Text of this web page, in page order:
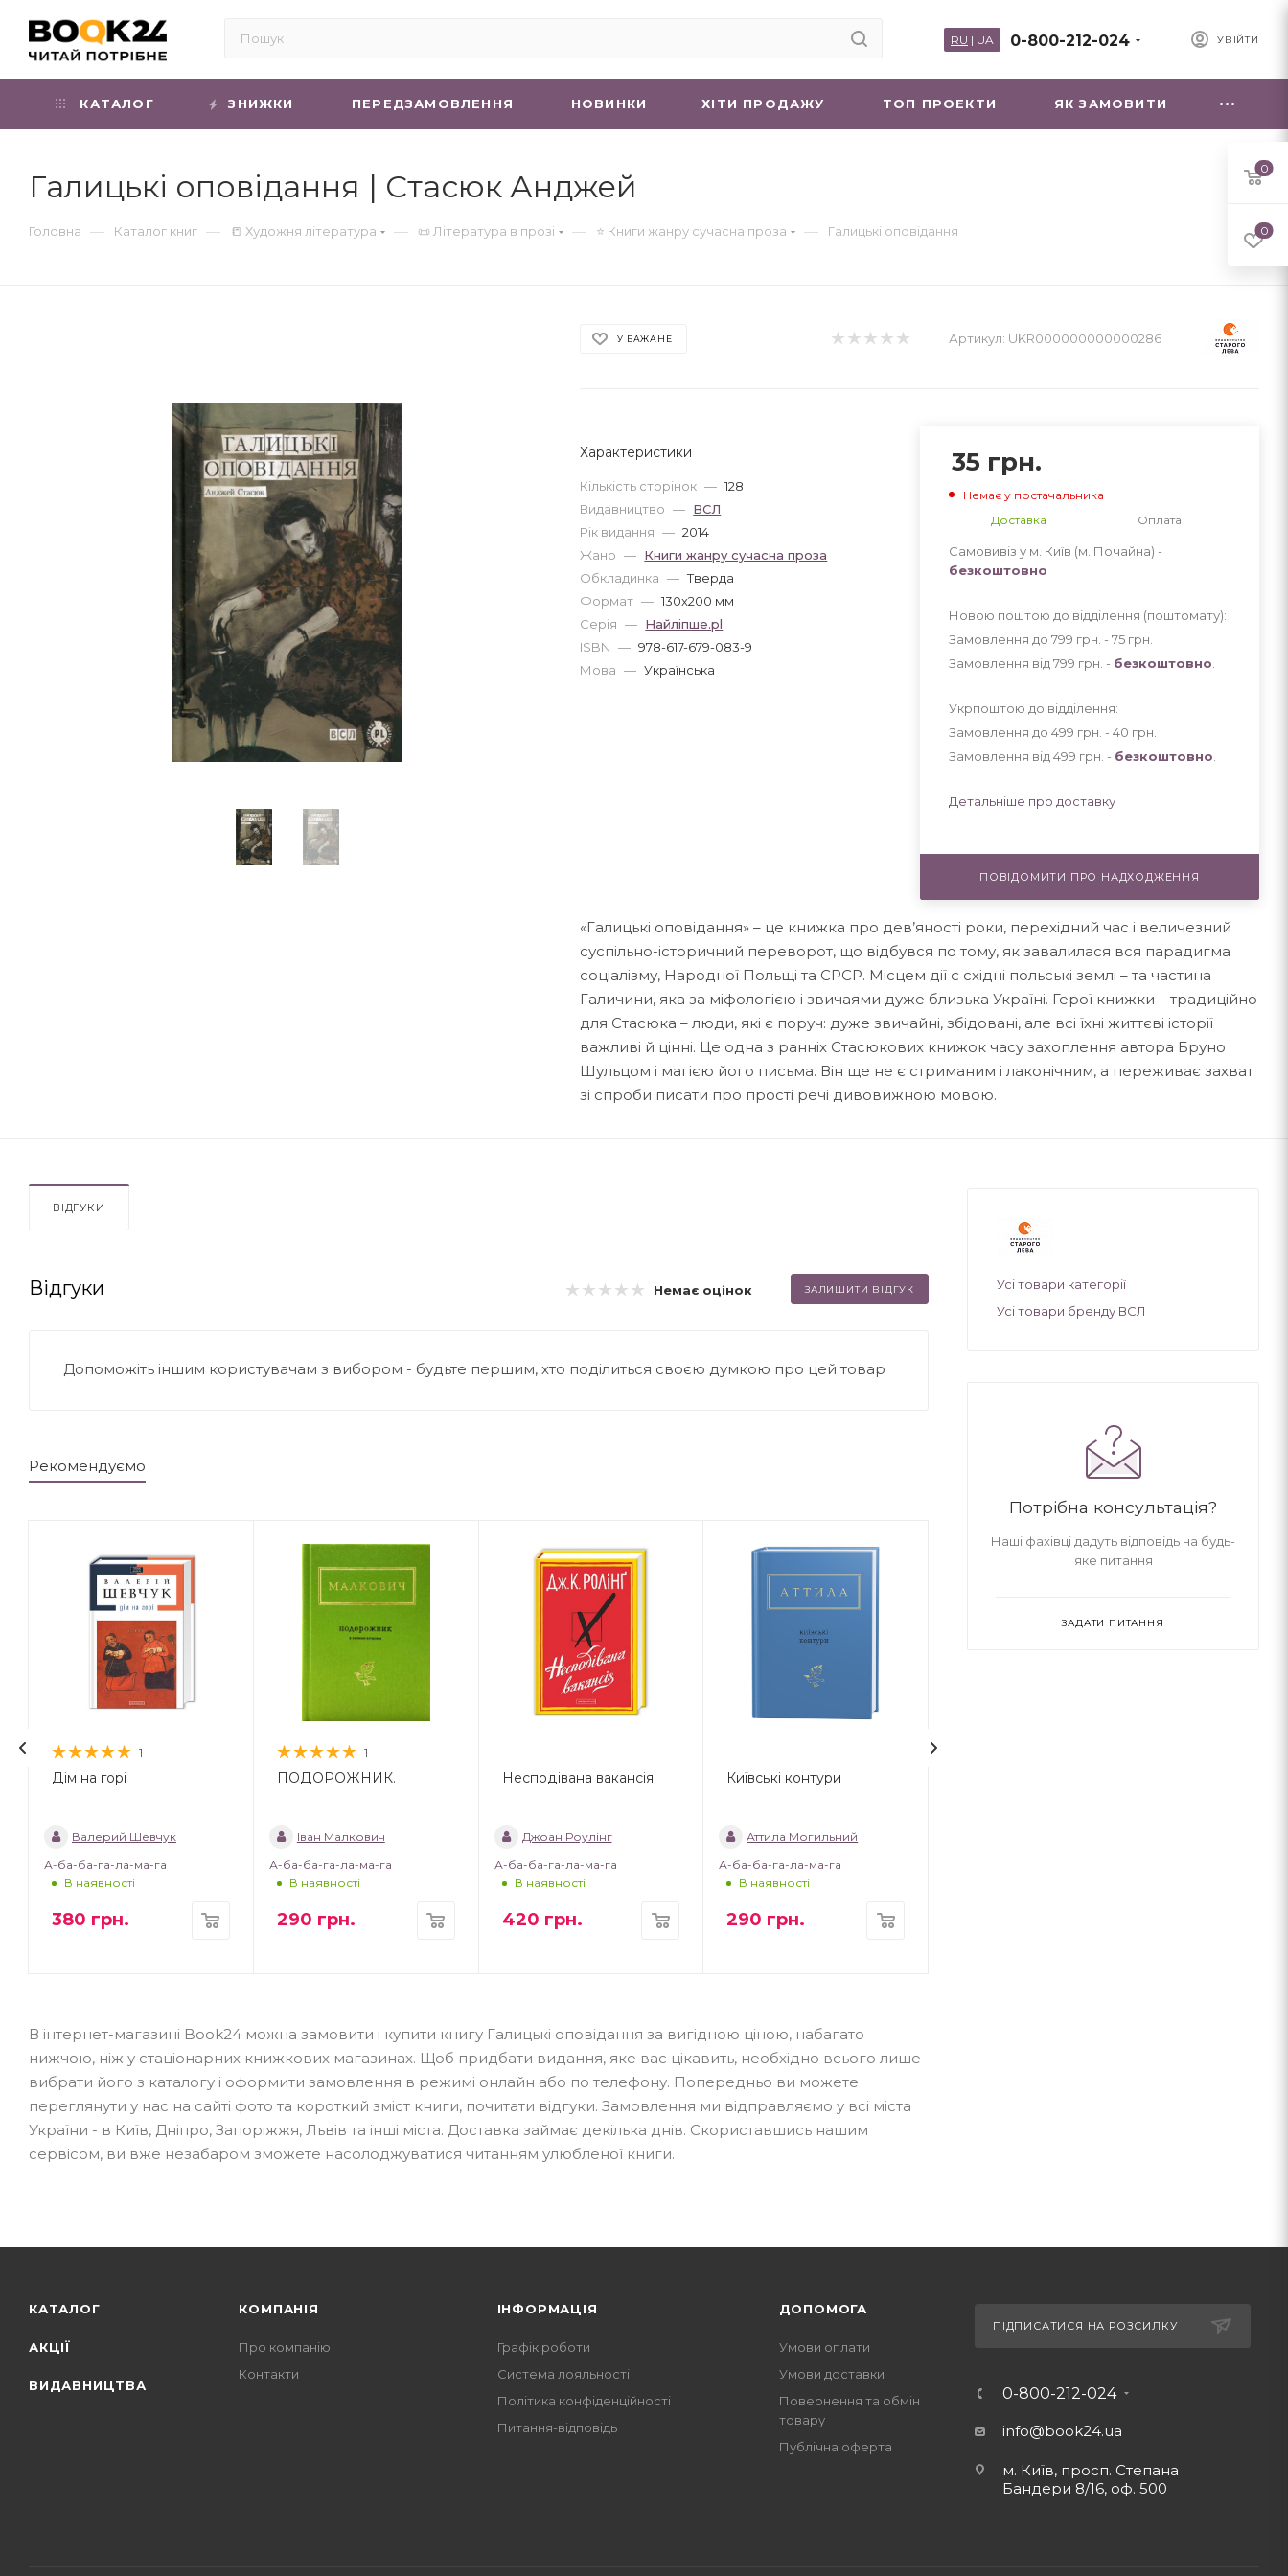
УВІЙТИ
0-800-212-024
RU | UA
КАТАЛОГ ЗНИЖКИ ПЕРЕДЗАМОВЛЕННЯ НОВИНКИ ХIТИ ПРОДАЖУ ТОП ПРОЕКТИ ЯК ЗАМОВИТИ
Галицькі оповідання | Стасюк Анджей
Головна — Каталог книг — 📒 Художня література — 📜 Література в прозі — ⭐ Книги жанру сучасна проза — Галицькі оповідання
У БАЖАНЕ Артикул: UKR000000000000286
Характеристики
Кількість сторінок — 128
Видавництво — ВСЛ
Рік видання — 2014
Жанр — Книги жанру сучасна проза
Обкладинка — Тверда
Формат — 130x200 мм
Серія — Найліпше.pl
ISBN — 978-617-679-083-9
Мова — Українська
35 грн.
Немає у постачальника
Доставка
Оплата
Самовивіз у м. Київ (м. Почайна) -
безкоштовно
Новою поштою до відділення (поштомату):
Замовлення до 799 грн. - 75 грн
Замовлення від 799 грн. - безкоштовно
Укрпоштою до відділення:
Замовлення до 499 грн. - 40 грн
Замовлення від 499 грн. - безкоштовно
Детальніше про доставку
ПОВІДОМИТИ ПРО НАДХОДЖЕННЯ
«Галицькі оповідання» – це книжка про дев’яності роки, перехід­ний час і величезний
суспільно-історичний переворот, що відбувся по тому, як завалилася вся парадигма
соціалізму, Народної Польщі та СРСР. Місцем дії є східні польські землі – та частина
Галичини, яка за міфологією і звичаями дуже близька Україні. Герої книжки – традиційно
для Стасюка – люди, які є поруч: дуже звичайні, збідовані, але всі їхні життєві історії
важливі й цінні. Це одна з ранніх Стасюкових книжок часу захоплення автора Бруно
Шульцом і магією його письма. Він ще не є стриманим і лаконічним, а переживає захват
зі спроби писати про прості речі дивовижною мовою.
ВІДГУКИ
Відгуки Немає оцінок ЗАЛИШИТИ ВІДГУК
Допоможіть іншим користувачам з вибором - будьте першим, хто поділиться своєю думкою про цей товар
Рекомендуємо
1
Дім на горі
Валерий Шевчук
А-ба-ба-га-ла-ма-га
В наявності
380 грн.
1
ПОДОРОЖНИК.
Іван Малкович
А-ба-ба-га-ла-ма-га
В наявності
290 грн.
Несподівана вакансія
Джоан Роулінг
А-ба-ба-га-ла-ма-га
В наявності
420 грн.
Київські контури
Аттила Могильний
А-ба-ба-га-ла-ма-га
В наявності
290 грн.
В інтернет-магазині Book24 можна замовити і купити книгу Галицькі оповідання за вигідною ціною, набагато
нижчою, ніж у стаціонарних книжкових магазинах. Щоб придбати видання, яке вас цікавить, необхідно всього лише
вибрати його з каталогу і оформити замовлення в режимі онлайн або по телефону. Попередньо ви можете
переглянути у нас на сайті фото та короткий зміст книги, почитати відгуки. Замовлення ми відправляємо у всі міста
України - в Київ, Дніпро, Запоріжжя, Львів та інші міста. Доставка займає декілька днів. Скориставшись нашим
сервісом, ви вже незабаром зможете насолоджуватися читанням улюбленої книги.
Усі товари категорії
Усі товари бренду ВСЛ
Потрібна консультація?
Наші фахівці дадуть відповідь на будь-
яке питання
ЗАДАТИ ПИТАННЯ
КАТАЛОГ
АКЦІЇ
ВИДАВНИЦТВА
КОМПАНІЯ
Про компанію
Контакти
ІНФОРМАЦІЯ
Графік роботи
Система лояльності
Політика конфіденційності
Питання-відповідь
ДОПОМОГА
Умови оплати
Умови доставки
Повернення та обмін
товару
Публічна оферта
ПІДПИСАТИСЯ НА РОЗСИЛКУ
0-800-212-024
info@book24.ua
м. Київ, просп. Степана
Бандери 8/16, оф. 500
0
0